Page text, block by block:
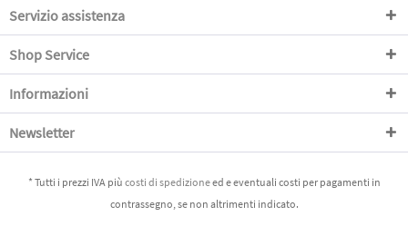
Servizio assistenza
Shop Service
Informazioni
Newsletter
* Tutti i prezzi IVA più costi di spedizioneed e eventuali costi per pagamenti in
contrassegno, se non altrimenti indicato.